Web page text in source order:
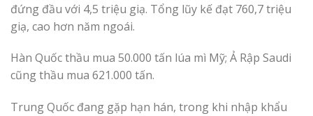
đứng đầu với 4,5 triệu giạ. Tổng lũy kế đạt 760,7 triệu
giạ, cao hơn năm ngoái.
Hàn Quốc thầu mua 50.000 tấn lúa mì Mỹ; Ả Rập Saudi
cũng thầu mua 621.000 tấn.
Trung Quốc đang gặp hạn hán, trong khi nhập khẩu